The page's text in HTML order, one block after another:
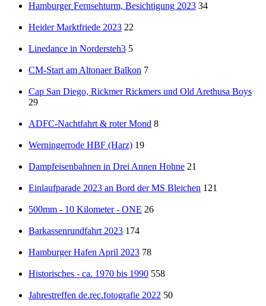
Hamburger Fernsehturm, Besichtigung 2023 34
Heider Marktfriede 2023 22
Linedance in Nordersteh3 5
CM-Start am Altonaer Balkon 7
Cap San Diego, Rickmer Rickmers und Old Arethusa Boys
29
ADFC-Nachtfahrt & roter Mond 8
Werningerrode HBF (Harz) 19
Dampfeisenbahnen in Drei Annen Hohne 21
Einlaufparade 2023 an Bord der MS Bleichen 121
500mm - 10 Kilometer - ONE 26
Barkassenrundfahrt 2023 174
Hamburger Hafen April 2023 78
Historisches - ca. 1970 bis 1990 558
Jahrestreffen de.rec.fotografie 2022 50